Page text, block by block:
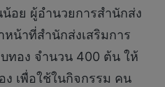
อย ผู้อำนวยการสำนักส่ง
หน้าที่สำนักส่งเสริมการ
ทอง จำนวน 400 ต้น ให้
ง เพื่อใช้ในกิจกรรม คน